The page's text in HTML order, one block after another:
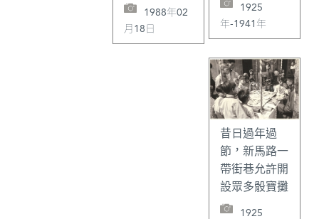
1988年02
月18日
1925
年-1941年
昔日過年過
節，新馬路一
帶街巷允許開
設眾多骰寶攤
1925